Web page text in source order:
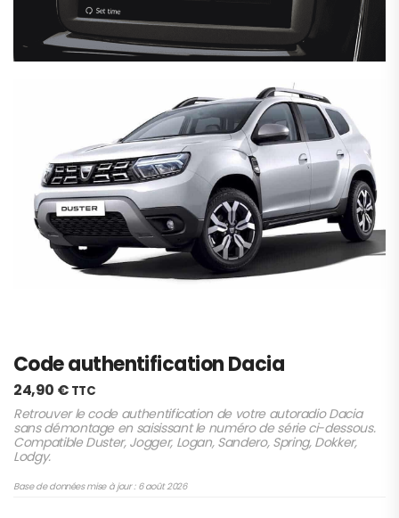
Code authentification Dacia
24,90 € TTC
Retrouver le code authentification de votre autoradio Dacia
sans démontage en saisissant le numéro de série ci-dessous.
Compatible Duster, Jogger, Logan, Sandero, Spring, Dokker,
Lodgy.
Base de données mise à jour : 6 août 2026